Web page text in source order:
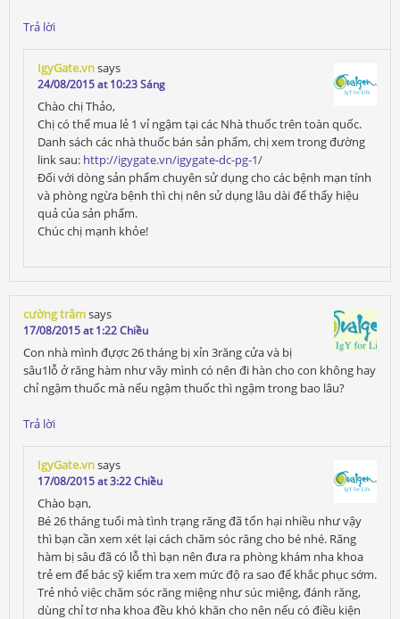
Trả lời
IgyGate.vnsays
24/08/2015 at 10:23 Sáng
Chào chị Thảo,
Chị có thể mua lẻ 1 vỉ ngậm tại các Nhà thuốc trên toàn quốc.
Danh sách các nhà thuốc bán sản phẩm, chị xem trong đường
link sau: http://igygate.vn/igygate-dc-pg-1/
Đối với dòng sản phẩm chuyên sử dụng cho các bệnh mạn tính
và phòng ngừa bệnh thì chị nên sử dụng lâu dài để thấy hiệu
quả của sản phẩm.
Chúc chị mạnh khỏe!
cường trâmsays
17/08/2015 at 1:22 Chiều
Con nhà mình đựợc 26 tháng bị xỉn 3răng cửa và bị
sâu1lỗ ở răng hàm như vây mình có nên đi hàn cho con không hay
chỉ ngậm thuốc mà nếu ngậm thuốc thì ngậm trong bao lâu?
Trả lời
IgyGate.vnsays
17/08/2015 at 3:22 Chiều
Chào bạn,
Bé 26 tháng tuổi mà tình trạng răng đã tổn hại nhiều như vậy
thì bạn cần xem xét lại cách chăm sóc răng cho bé nhé. Răng
hàm bị sâu đã có lỗ thì bạn nên đưa ra phòng khám nha khoa
trẻ em để bác sỹ kiểm tra xem mức độ ra sao để khắc phục sớm.
Trẻ nhỏ việc chăm sóc răng miệng như súc miệng, đánh răng,
dùng chỉ tơ nha khoa đều khó khăn cho nên nếu có điều kiện